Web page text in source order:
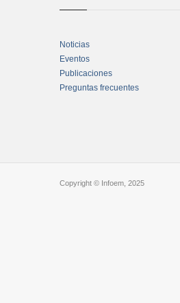
Noticias
Eventos
Publicaciones
Preguntas frecuentes
Copyright © Infoem, 2025